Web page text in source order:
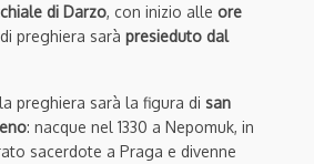
di Darzo, con inizio alle ore
preghiera sarà presieduto dal
preghiera sarà la figura di san
: nacque nel 1330 a Nepomuk, in
sacerdote a Praga e divenne